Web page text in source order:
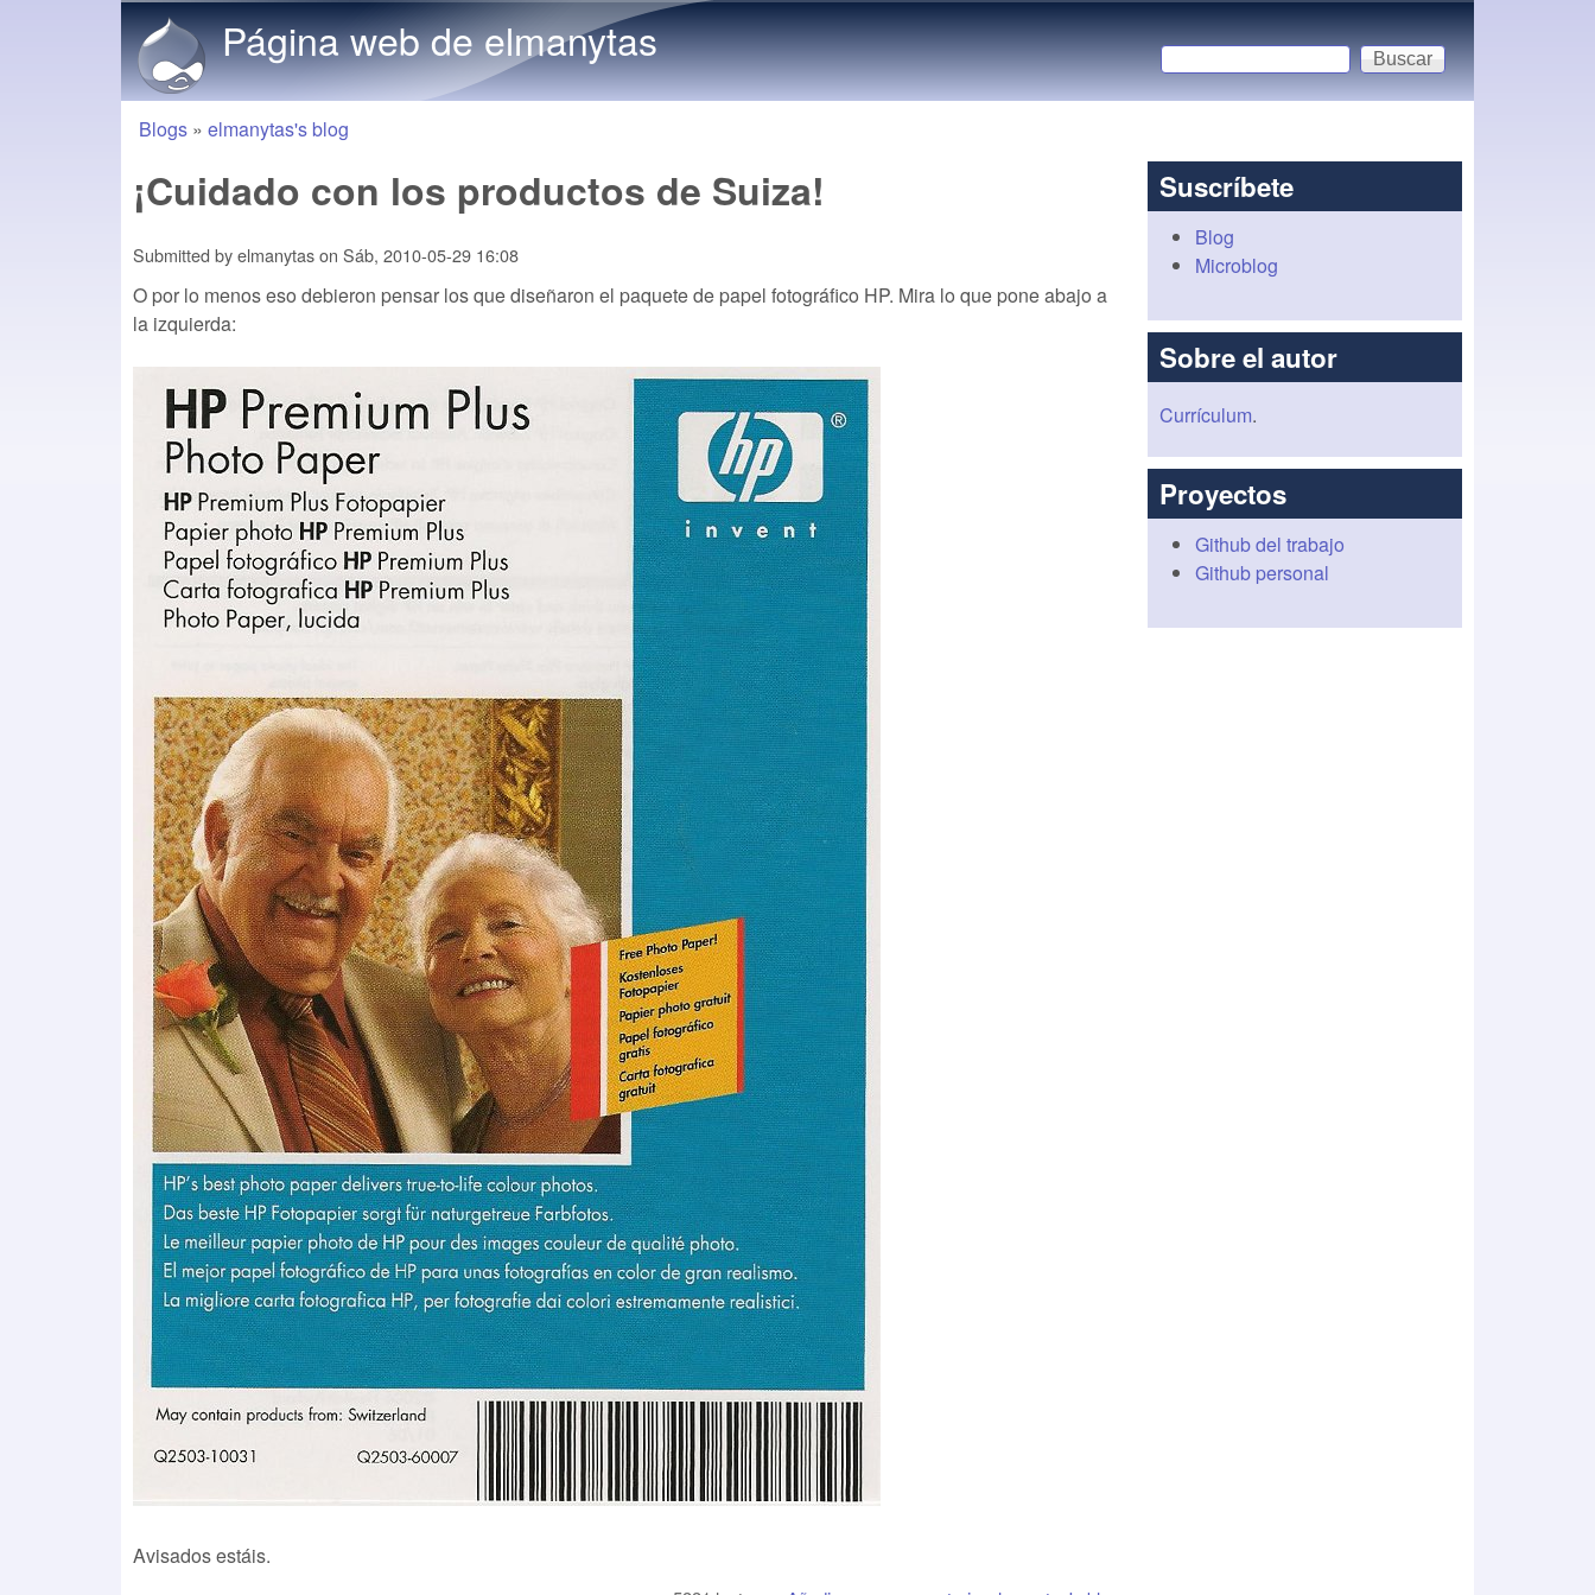
Skip to main content
Página web de elmanytas
Formulario de búsqueda
Buscar
You are here
Blogs » elmanytas's blog
¡Cuidado con los productos de Suiza!
Submitted byelmanytason Sáb, 2010-05-29 16:08
O por lo menos eso debieron pensar los que diseñaron el paquete de papel fotográfico HP. Mira lo que pone abajo a
la izquierda:
Avisados estáis.
Suscríbete
Blog
Microblog
Sobre el autor
Currículum.
Proyectos
Github del trabajo
Github personal